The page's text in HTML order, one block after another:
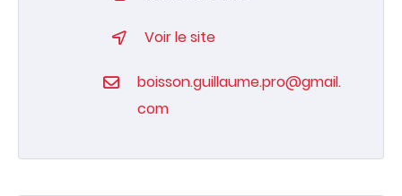
Voir le site
boisson.guillaume.pro@gmail.
com